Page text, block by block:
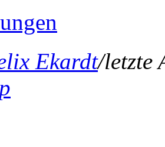
Ekardt/letzte